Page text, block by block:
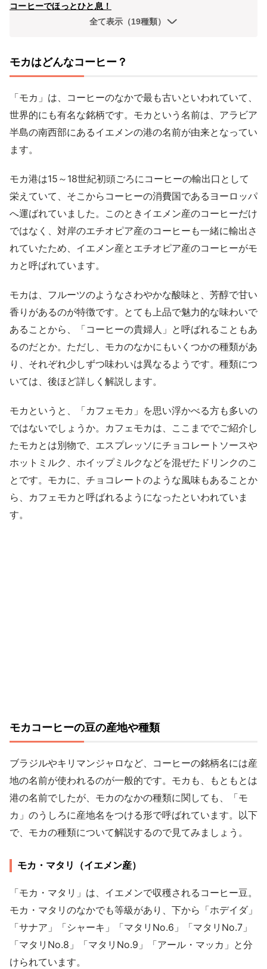
コーヒーでほっとひと息！
全て表示（19種類）
モカはどんなコーヒー？
「モカ」は、コーヒーのなかで最も古いといわれていて、
世界的にも有名な銘柄です。モカという名前は、アラビア
半島の南西部にあるイエメンの港の名前が由来となってい
ます。
モカ港は15～18世紀初頭ごろにコーヒーの輸出口として
栄えていて、そこからコーヒーの消費国であるヨーロッパ
へ運ばれていました。このときイエメン産のコーヒーだけ
ではなく、対岸のエチオピア産のコーヒーも一緒に輸出さ
れていたため、イエメン産とエチオピア産のコーヒーがモ
カと呼ばれています。
モカは、フルーツのようなさわやかな酸味と、芳醇で甘い
香りがあるのが特徴です。とても上品で魅力的な味わいで
あることから、「コーヒーの貴婦人」と呼ばれることもあ
るのだとか。ただし、モカのなかにもいくつかの種類があ
り、それぞれ少しずつ味わいは異なるようです。種類につ
いては、後ほど詳しく解説します。
モカというと、「カフェモカ」を思い浮かべる方も多いの
ではないでしょうか。カフェモカは、ここまででご紹介し
たモカとは別物で、エスプレッソにチョコレートソースや
ホットミルク、ホイップミルクなどを混ぜたドリンクのこ
とです。モカに、チョコレートのような風味もあることか
ら、カフェモカと呼ばれるようになったといわれていま
す。
モカコーヒーの豆の産地や種類
ブラジルやキリマンジャロなど、コーヒーの銘柄名には産
地の名前が使われるのが一般的です。モカも、もともとは
港の名前でしたが、モカのなかの種類に関しても、「モ
カ」のうしろに産地名をつける形で呼ばれています。以下
で、モカの種類について解説するので見てみましょう。
モカ・マタリ（イエメン産）
「モカ・マタリ」は、イエメンで収穫されるコーヒー豆。
モカ・マタリのなかでも等級があり、下から「ホデイダ」
「サナア」「シャーキ」「マタリNo.6」「マタリNo.7」
「マタリNo.8」「マタリNo.9」「アール・マッカ」と分
けられています。